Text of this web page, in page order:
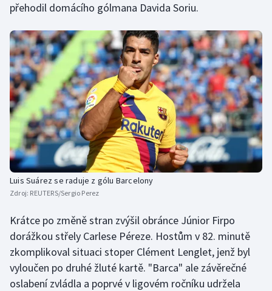
Plážový volejbal
Ragby
Rychlobruslení
Rychlostní kanoistika
Short track
Sportovní střelba
Stolní tenis
Triatlon
Veslování
Vodní slalom
přehodil domácího gólmana Davida Soriu.
Luis Suárez se raduje z gólu Barcelony
Zdroj: REUTERS/Sergio Perez
Krátce po změně stran zvýšil obránce Júnior Firpo
dorážkou střely Carlese Péreze. Hostům v 82. minutě
zkomplikoval situaci stoper Clément Lenglet, jenž byl
vyloučen po druhé žluté kartě. "Barca" ale závěrečné
oslabení zvládla a poprvé v ligovém ročníku udržela